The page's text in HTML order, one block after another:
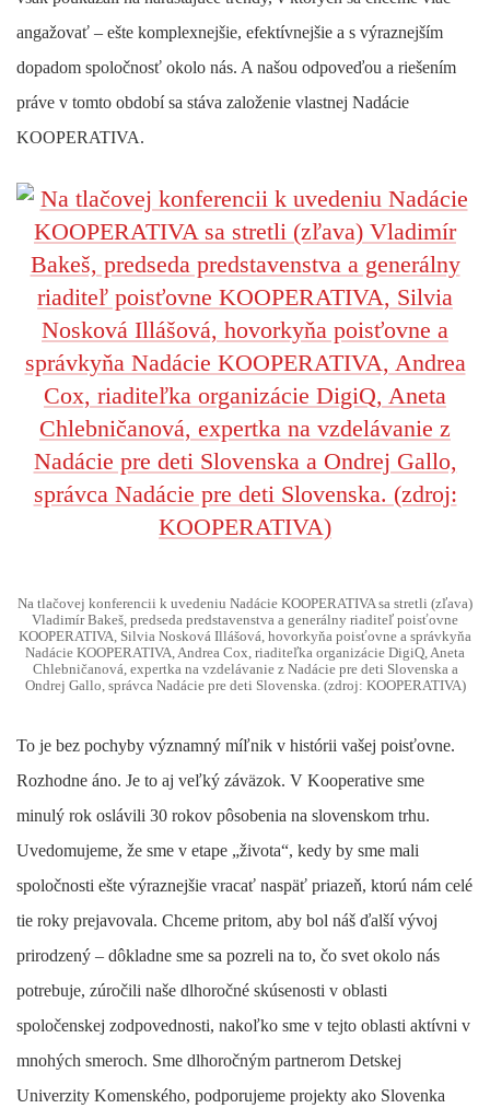
angažovať – ešte komplexnejšie, efektívnejšie a s výraznejším
dopadom spoločnosť okolo nás. A našou odpoveďou a riešením
práve v tomto období sa stáva založenie vlastnej Nadácie
KOOPERATIVA.
Na tlačovej konferencii k uvedeniu Nadácie KOOPERATIVA sa stretli (zľava)
Vladimír Bakeš, predseda predstavenstva a generálny riaditeľ poisťovne
KOOPERATIVA, Silvia Nosková Illášová, hovorkyňa poisťovne a správkyňa
Nadácie KOOPERATIVA, Andrea Cox, riaditeľka organizácie DigiQ, Aneta
Chlebničanová, expertka na vzdelávanie z Nadácie pre deti Slovenska a
Ondrej Gallo, správca Nadácie pre deti Slovenska. (zdroj: KOOPERATIVA)
To je bez pochyby významný míľnik v histórii vašej poisťovne.
Rozhodne áno. Je to aj veľký záväzok. V Kooperative sme
minulý rok oslávili 30 rokov pôsobenia na slovenskom trhu.
Uvedomujeme, že sme v etape „života“, kedy by sme mali
spoločnosti ešte výraznejšie vracať naspäť priazeň, ktorú nám celé
tie roky prejavovala. Chceme pritom, aby bol náš ďalší vývoj
prirodzený – dôkladne sme sa pozreli na to, čo svet okolo nás
potrebuje, zúročili naše dlhoročné skúsenosti v oblasti
spoločenskej zodpovednosti, nakoľko sme v tejto oblasti aktívni v
mnohých smeroch. Sme dlhoročným partnerom Detskej
Univerzity Komenského, podporujeme projekty ako Slovenka